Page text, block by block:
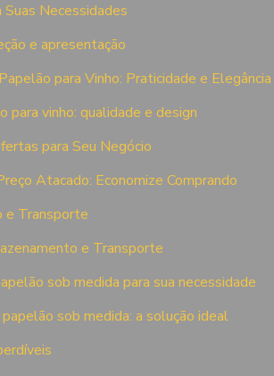
Necessidades
e apresentação
para Vinho: Praticidade e Elegância
para vinho: qualidade e design
para Seu Negócio
Atacado: Economize Comprando
e Transporte
e Transporte
sob medida para sua necessidade
papelão sob medida: a solução ideal